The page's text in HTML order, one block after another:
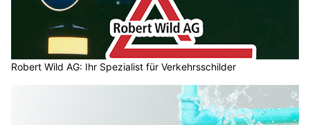
Robert Wild AG: Ihr Spezialist für Verkehrsschilder